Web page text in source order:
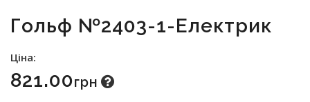
Гольф №2403-1-Електрик
Ціна:
821.00Грн